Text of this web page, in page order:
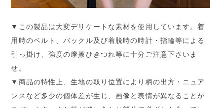
▼この製品は大変デリケートな素材を使用しています。着
用時のベルト、バックル及び着脱時の時計・指輪等による
引っ掛け、強度の摩擦ひきつれ等に十分ご注意下さいま
せ。
▼商品の特性上、生地の取り位置により柄の出方・ニュア
ンスなど多少の個体差が生じ、画像と表情が異なることが